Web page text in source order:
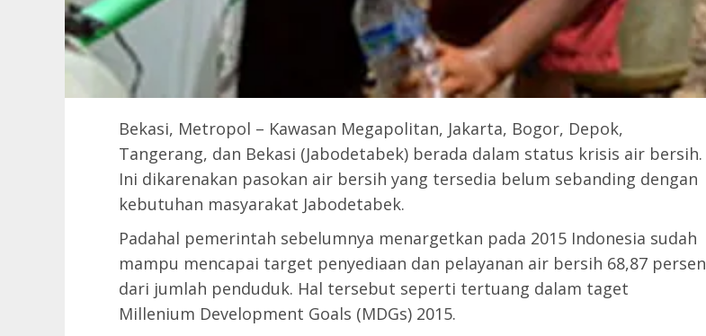
Bekasi, Metropol – Kawasan Megapolitan, Jakarta, Bogor, Depok,
Tangerang, dan Bekasi (Jabodetabek) berada dalam status krisis air bersih.
Ini dikarenakan pasokan air bersih yang tersedia belum sebanding dengan
kebutuhan masyarakat Jabodetabek.
Padahal pemerintah sebelumnya menargetkan pada 2015 Indonesia sudah
mampu mencapai target penyediaan dan pelayanan air bersih 68,87 persen
dari jumlah penduduk. Hal tersebut seperti tertuang dalam taget
Millenium Development Goals (MDGs) 2015.